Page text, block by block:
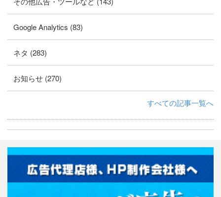
Google Analytics (83)
ネタ (283)
お知らせ (270)
すべての記事一覧へ